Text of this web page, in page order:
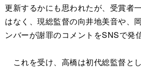
更新するかにも思われたが、受賞者
はなく、現総監督の向井地美音や、
ンバーが謝罪のコメントをSNSで発
これを受け、高橋は初代総監督と